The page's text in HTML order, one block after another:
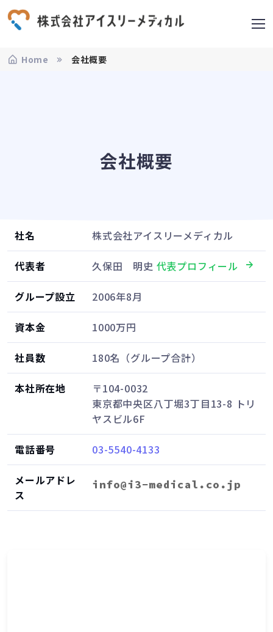
Home 会社概要
会社概要
社名 株式会社アイスリーメディカル
代表者 久保田 明史 代表プロフィール
グループ設立 2006年8月
資本金 1000万円
社員数 180名（グループ合計）
本社所在地
〒104-0032
東京都中央区八丁堀3丁目13-8 トリ
ヤスビル6F
電話番号 03-5540-4133
メールアドレ
ス